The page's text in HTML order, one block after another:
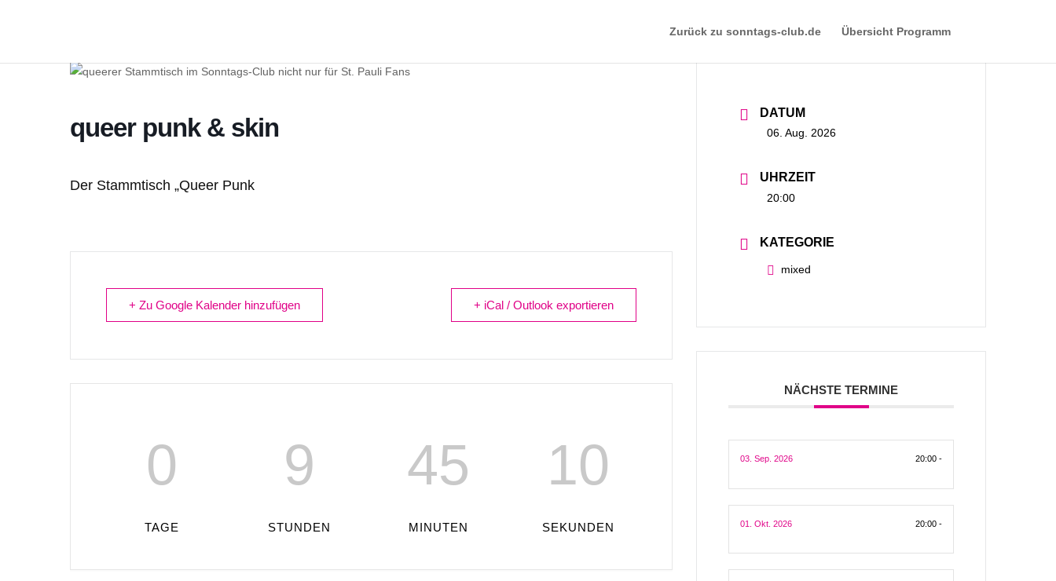
Zurück zu sonntags-club.de Übersicht Programm
queer punk & skin
Der Stammtisch „Queer Punk
+ Zu Google Kalender hinzufügen + iCal / Outlook exportieren
0
TAGE
9
STUNDEN
45
MINUTEN
10
SEKUNDEN
DATUM
06. Aug. 2026
UHRZEIT
20:00
KATEGORIE
mixed
NÄCHSTE TERMINE
03. Sep. 2026 20:00 -
01. Okt. 2026 20:00 -